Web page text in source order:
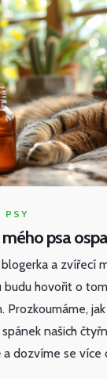
PSY
psa
a zvířecí
hovořit o
Prozkoumáme,
našich
a dozvíme se